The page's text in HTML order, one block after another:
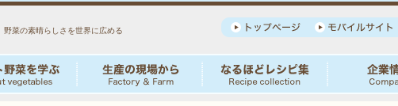
野菜の素晴らしさを世界に広める